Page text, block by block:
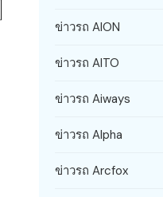
ข่าวรถ AION
ข่าวรถ AITO
ข่าวรถ Aiways
ข่าวรถ Alpha
ข่าวรถ Arcfox